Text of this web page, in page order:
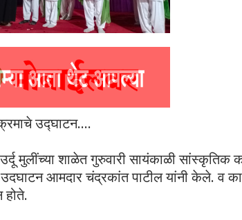
उद्घाटन....
मुलींच्या शाळेत गुरुवारी सायंकाळी सांस्कृतिक
आमदार चंद्रकांत पाटील यांनी केले. व
होते.